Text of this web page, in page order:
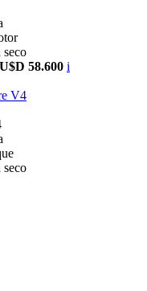
seco
58.600 i
V4
seco